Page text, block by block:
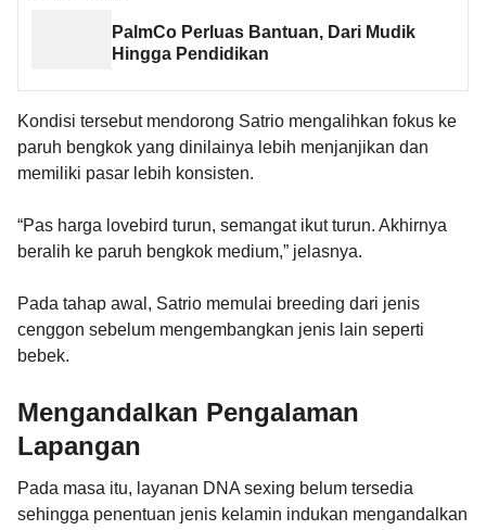
PalmCo Perluas Bantuan, Dari Mudik
Hingga Pendidikan
Kondisi tersebut mendorong Satrio mengalihkan fokus ke
paruh bengkok yang dinilainya lebih menjanjikan dan
memiliki pasar lebih konsisten.
“Pas harga lovebird turun, semangat ikut turun. Akhirnya
beralih ke paruh bengkok medium,” jelasnya.
Pada tahap awal, Satrio memulai breeding dari jenis
cenggon sebelum mengembangkan jenis lain seperti
bebek.
Mengandalkan Pengalaman
Lapangan
Pada masa itu, layanan DNA sexing belum tersedia
sehingga penentuan jenis kelamin indukan mengandalkan